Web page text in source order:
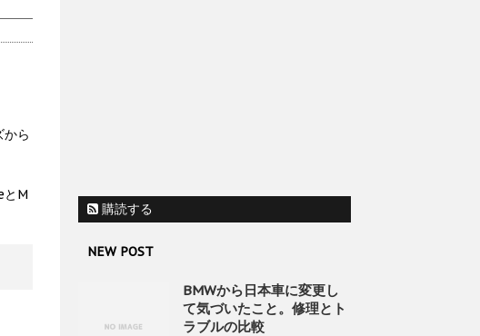
ら
とM
購読する
NEW POST
BMWから日本車に変更し
て気づいたこと。修理とト
ラブルの比較